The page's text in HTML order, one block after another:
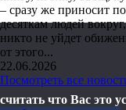
– сразу же приносит
десяткам людей вокруг,
никто не уйдет
от этого...
22.06.2026
Посмотреть все
считать что Вас это